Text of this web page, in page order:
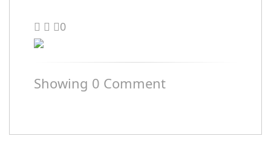
0
Showing 0 Comment